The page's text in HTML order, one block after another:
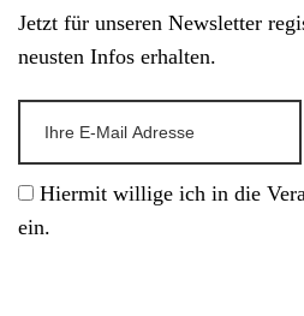
Jetzt für unseren Newsletter
neusten Infos erhalten.
Hiermit willige ich in die
ein.